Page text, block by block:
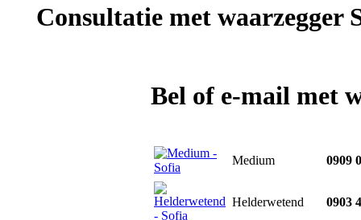
Consultatie met waarzegger
Bel of e-mail met
Medium 0909
Helderwetend 0903